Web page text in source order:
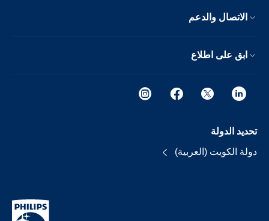
الاتصال والدعم
ابق على اطلاع
تحديد الدولة
دولة الكويت (العربية)